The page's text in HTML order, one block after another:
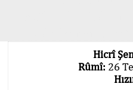
Hicrî
Rûmî: 26